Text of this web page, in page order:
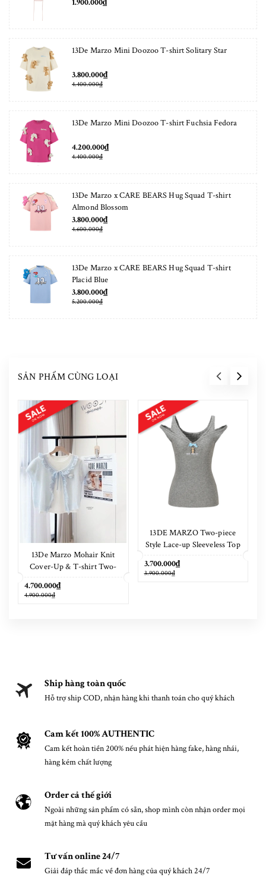
1.900.000₫
13De Marzo Mini Doozoo T-shirt Solitary Star
3.800.000₫
4.400.000₫
13De Marzo Mini Doozoo T-shirt Fuchsia Fedora
4.200.000₫
4.400.000₫
13De Marzo x CARE BEARS Hug Squad T-shirt
Almond Blossom
3.800.000₫
4.600.000₫
13De Marzo x CARE BEARS Hug Squad T-shirt
Placid Blue
3.800.000₫
5.200.000₫
SẢN PHẨM CÙNG LOẠI
13De Marzo Mohair Knit
Cover-Up & T-shirt Two-
4.700.000₫
4.900.000₫
13DE MARZO Two-piece
Style Lace-up Sleeveless Top
3.700.000₫
3.900.000₫
Ship hàng toàn quốc
Hỗ trợ ship COD, nhận hàng khi thanh toán cho quý khách
Cam kết 100% AUTHENTIC
Cam kết hoàn tiền 200% nếu phát hiện hàng fake, hàng nhái,
hàng kém chất lượng
Order cả thế giới
Ngoài những sản phẩm có sẵn, shop mình còn nhận order mọi
mặt hàng mà quý khách yêu cầu
Tư vấn online 24/7
Giải đáp thắc mắc về đơn hàng của quý khách 24/7